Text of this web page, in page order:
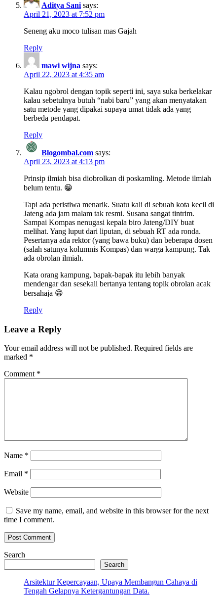
Aditya Sani says:
April 21, 2023 at 7:52 pm
Seneng aku moco tulisan mas Gajah
Reply
mawi wijna says:
April 22, 2023 at 4:35 am
Kalau ngobrol dengan topik seperti ini, saya suka berkelakar
kalau sebetulnya butuh “nabi baru” yang akan menyatakan
satu metode yang dipakai supaya umat tidak ada yang
berbeda pendapat.
Reply
Blogombal.com says:
April 23, 2023 at 4:13 pm
Prinsip ilmiah bisa diobrolkan di poskamling. Metode ilmiah
belum tentu. 😁
Tapi ada peristiwa menarik. Suatu kali di sebuah kota kecil di
Jateng ada jam malam tak resmi. Susana sangat tintrim.
Sampai Kompas nenugasi kepala biro Jateng/DIY buat
melihat. Yang luput dari liputan, di sebuah RT ada ronda.
Pesertanya ada rektor (yang bawa buku) dan beberapa dosen
(salah satunya kolumnis Kompas) dan warga kampung. Tak
ada obrolan ilmiah.
Kata orang kampung, bapak-bapak itu lebih banyak
mendengar dan sesekali bertanya tentang topik obrolan acak
bersahaja 😁
Reply
Leave a Reply
Your email address will not be published. Required fields are
marked *
Comment *
Name *
Email *
Website
Save my name, email, and website in this browser for the next
time I comment.
Search
Search
Arsitektur Kepercayaan, Upaya Membangun Cahaya di
Tengah Gelapnya Ketergantungan Data.